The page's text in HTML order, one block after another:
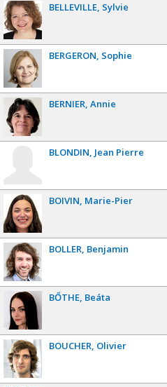
BELLEVILLE Sylvie
BERGERON Sophie
BERNIER Annie
BLONDIN Jean Pierre
BOIVIN Marie-Pier
BOLLER Benjamin
BŐTHE Beáta
BOUCHER Olivier